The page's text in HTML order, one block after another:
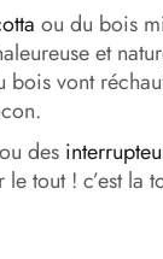
ou du bois
et
bois vont
des
tout ! c’est la